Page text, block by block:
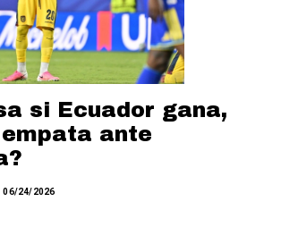
si Ecuador gana,
ante
06/24/2026